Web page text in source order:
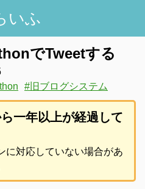
いふ
でTweetする
# 旧ブログシステム
一年以上が経過して
に対応していない場合があ